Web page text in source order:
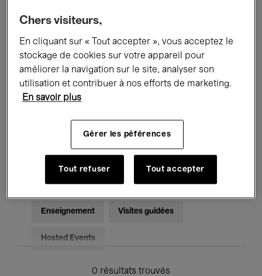
Expositions Films Performances
Rencontres & Débats Jazz
Musique électronique
Pour tous Kids’ Palace
Enseignement Visites guidées
Hosted Events
0 résultats trouvés
Chers visiteurs,
En cliquant sur « Tout accepter », vous acceptez le
stockage de cookies sur votre appareil pour
améliorer la navigation sur le site, analyser son
utilisation et contribuer à nos efforts de marketing.
En savoir plus
Gérer les péférences
Tout refuser Tout accepter